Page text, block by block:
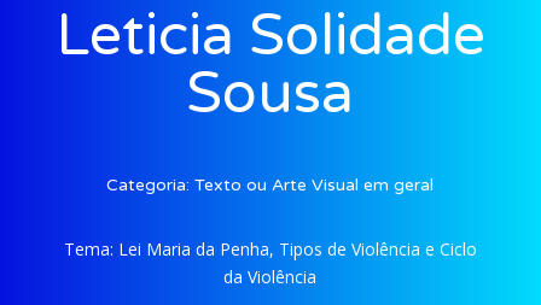
Leticia Solidade
Sousa
Categoria:Texto ou Arte Visual em geral
Tema: Lei Maria da Penha, Tipos de Violência e Ciclo
da Violência